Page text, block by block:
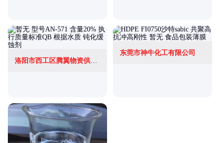
洛阳市西工区腾翼物资供应站
东莞市神牛化工有限公司